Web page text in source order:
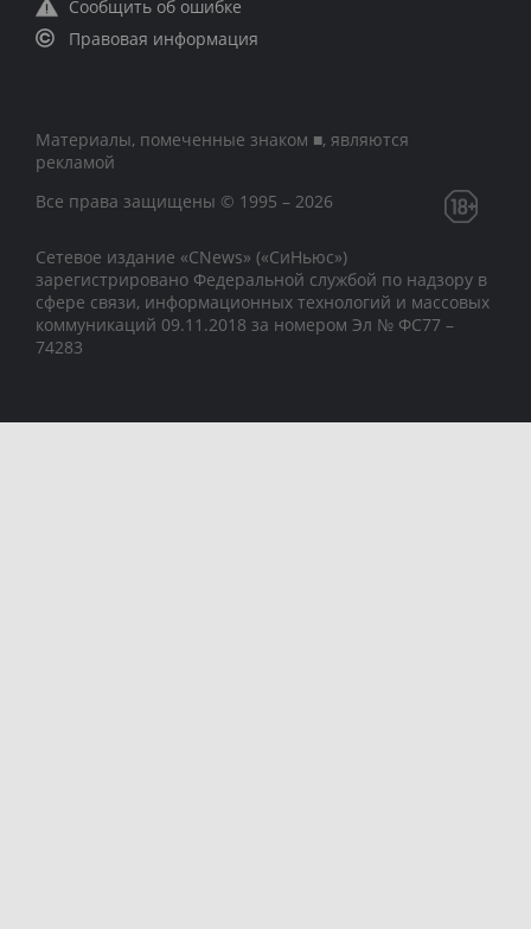
Сообщить об ошибке
Правовая информация
Материалы, помеченные знаком ■, являются
рекламой
Все права защищены © 1995 – 2026
Сетевое издание «CNews» («СиНьюс»)
зарегистрировано Федеральной службой по надзору в
сфере связи, информационных технологий и массовых
коммуникаций 09.11.2018 за номером Эл № ФС77 –
74283